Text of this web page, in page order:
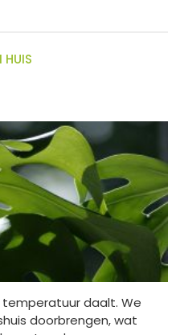
HUIS
daalt. We
doorbrengen, wat